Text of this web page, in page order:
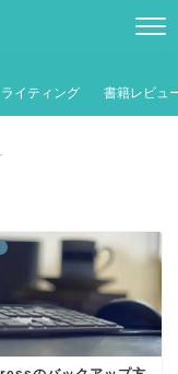
ライティング 書籍レビュ